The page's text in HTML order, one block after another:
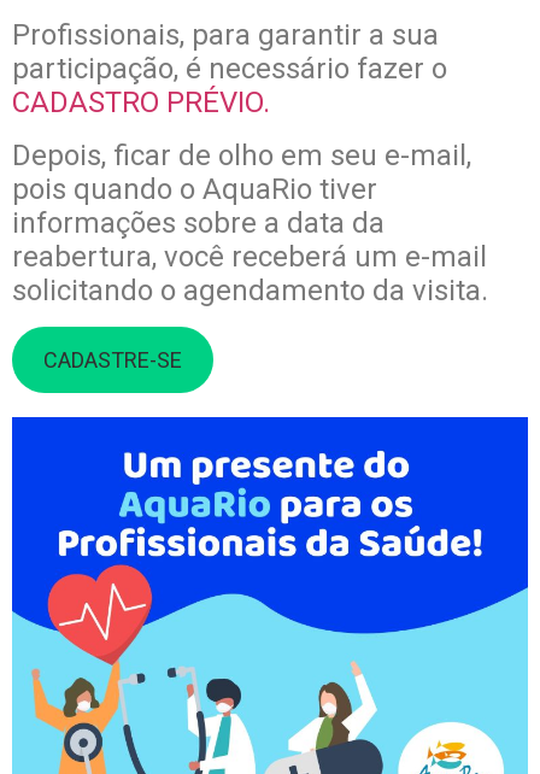
Profissionais, para garantir a sua
participação, é necessário fazer o
CADASTRO PRÉVIO.
Depois, ficar de olho em seu e-mail,
pois quando o AquaRio tiver
informações sobre a data da
reabertura, você receberá um e-mail
solicitando o agendamento da visita.
CADASTRE-SE